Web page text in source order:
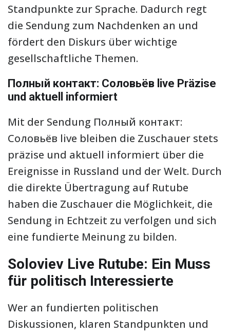
Standpunkte zur Sprache. Dadurch regt
die Sendung zum Nachdenken an und
fördert den Diskurs über wichtige
gesellschaftliche Themen.
Полный контакт: Соловьёв live Präzise
und aktuell informiert
Mit der Sendung Полный контакт:
Соловьёв live bleiben die Zuschauer stets
präzise und aktuell informiert über die
Ereignisse in Russland und der Welt. Durch
die direkte Übertragung auf Rutube
haben die Zuschauer die Möglichkeit, die
Sendung in Echtzeit zu verfolgen und sich
eine fundierte Meinung zu bilden.
Soloviev Live Rutube: Ein Muss
für politisch Interessierte
Wer an fundierten politischen
Diskussionen, klaren Standpunkten und